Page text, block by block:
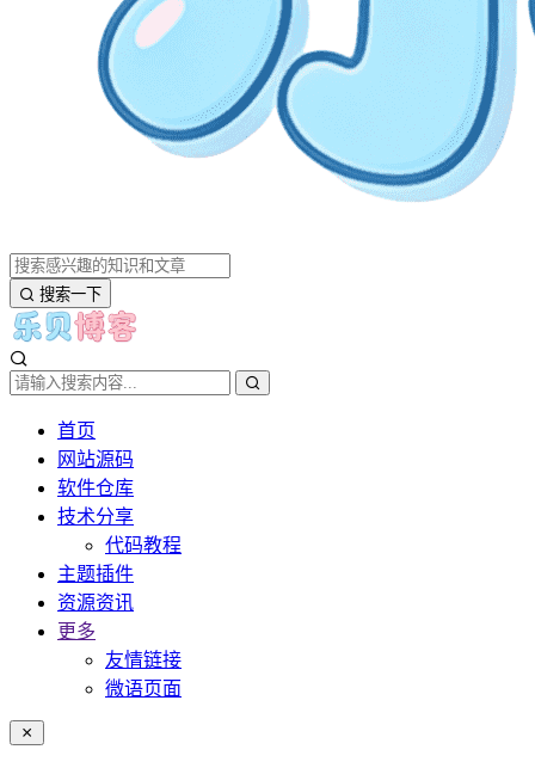
搜索一下
首页
网站源码
软件仓库
技术分享
代码教程
主题插件
资源资讯
更多
友情链接
微语页面